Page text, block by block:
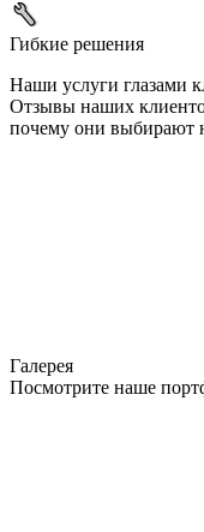
Гибкие решения
Наши услуги глазами
Отзывы наших
почему они выбирают
Галерея
Посмотрите наше